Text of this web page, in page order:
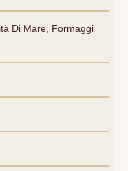
Di Mare, Formaggi